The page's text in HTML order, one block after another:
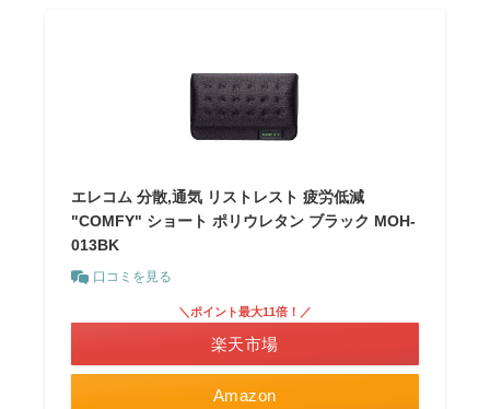
エレコム 分散,通気 リストレスト 疲労低減
"COMFY" ショート ポリウレタン ブラック MOH-
013BK
口コミを見る
Amazon
＼ポイント最大11倍！／
楽天市場